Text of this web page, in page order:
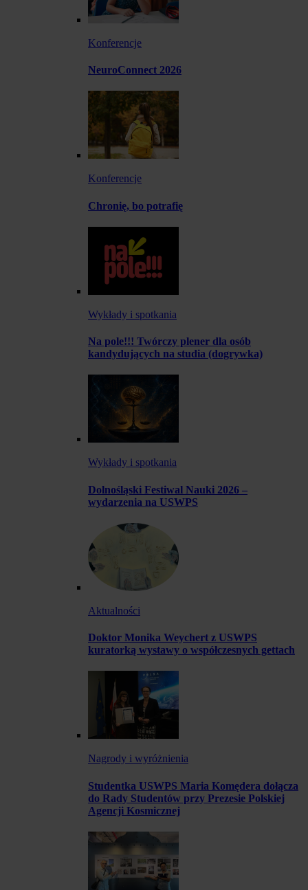
Konferencje
NeuroConnect 2026
Konferencje
Chronię, bo potrafię
Wykłady i spotkania
Na pole!!! Twórczy plener dla osób
kandydujących na studia (dogrywka)
Wykłady i spotkania
Dolnośląski Festiwal Nauki 2026 –
wydarzenia na USWPS
Aktualności
Doktor Monika Weychert z USWPS
kuratorką wystawy o współczesnych gettach
Nagrody i wyróżnienia
Studentka USWPS Maria Komędera dołącza
do Rady Studentów przy Prezesie Polskiej
Agencji Kosmicznej